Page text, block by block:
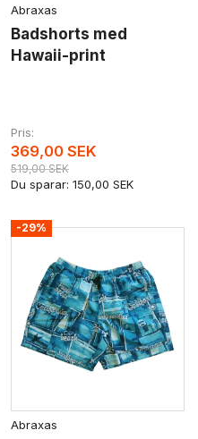
Abraxas
Badshorts med
Hawaii-print
Pris
369,00 SEK
519,00 SEK
Du sparar: 150,00 SEK
-29%
Abraxas